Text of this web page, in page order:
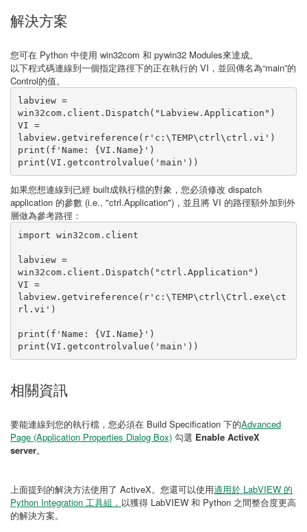
解決方案
您可在 Python 中使用 win32com 和 pywin32 Modules來達成。
以下程式碼連線到一個指定路徑下的正在執行的 VI，並回傳名為“main”的
Control的值。
labview =
win32com.client.Dispatch("Labview.Application")
VI =
labview.getvireference(r'c:\TEMP\ctrl\ctrl.vi')
print(f'Name: {VI.Name}')
如果您想連線到已經 built成執行檔的對象，您必須修改 dispatch
application 的參數 (i.e., "ctrl.Application")，並且將 VI 的路徑額外加到外
層做為參考路徑：
import win32com.client
labview =
win32com.client.Dispatch("ctrl.Application")
VI =
labview.getvireference(r'c:\TEMP\ctrl\Ctrl.exe\ct
rl.vi')
print(f'Name: {VI.Name}')
相關資訊
要能連線到您的執行檔，您必須在 Build Specification 下的Advanced
Page (Application Properties Dialog Box) 勾選 Enable ActiveX
server。
上面提到的解決方法使用了 ActiveX。您還可以使用適用於 LabVIEW 的
Python Integration 工具組， 以獲得 LabVIEW 和 Python 之間整合度更高
的解決方案。